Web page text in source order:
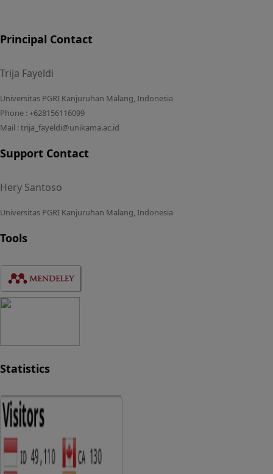
Principal Contact
Trija Fayeldi
Universitas PGRI Kanjuruhan Malang, Indonesia
Phone : +628156116099
Mail : trija_fayeldi@unikama.ac.id
Support Contact
Hery Santoso
Universitas PGRI Kanjuruhan Malang, Indonesia
Tools
Statistics